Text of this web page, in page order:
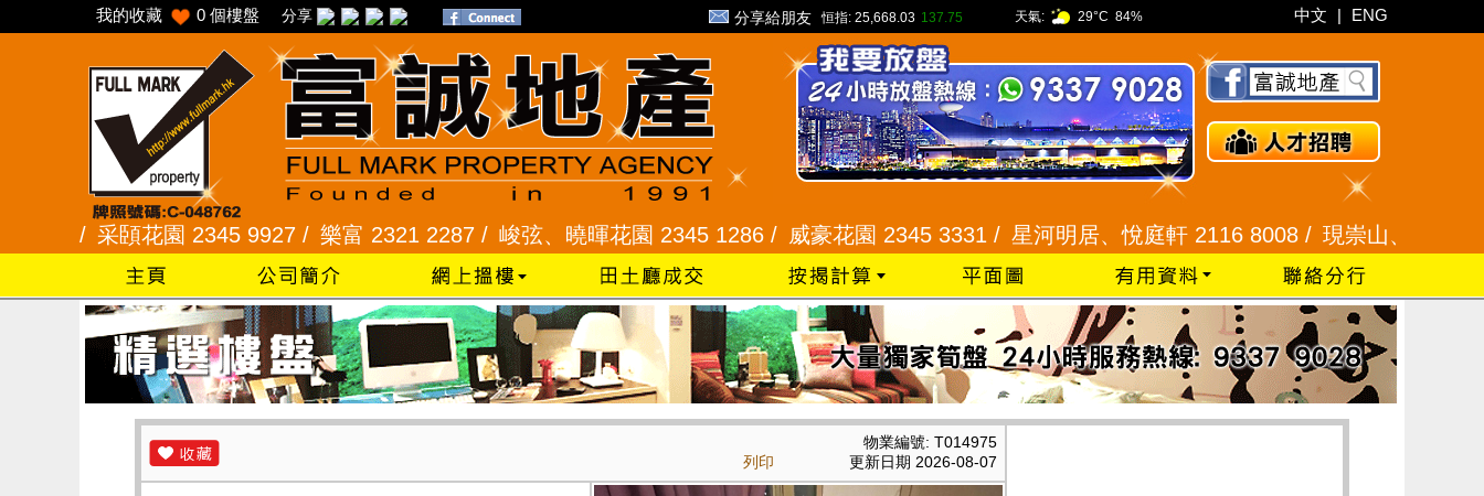
我的收藏 0 個樓盤 分享 分享給朋友 恒指: 25,668.03 137.75 天氣: 29°C 84% 中文 | ENG
采頣花園 2345 9927 / 樂富 2321 2287 / 峻弦、曉暉花園 2345 1286 / 威豪花園 2345 3331 /星河明居、悅庭軒 2116 8008 /現崇山、譽港灣
列印
物業編號: T014975
更新日期 2026-08-07